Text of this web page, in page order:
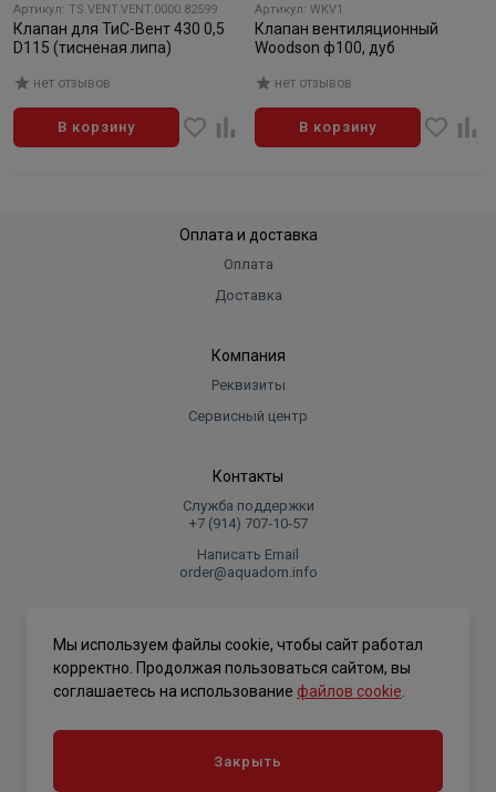
Артикул: TS.VENT.VENT.0000.82599
Клапан для ТиС-Вент 430 0,5
D115 (тисненая липа)
нет отзывов
В корзину
Артикул: WKV1
Клапан вентиляционный
Woodson ф100, дуб
нет отзывов
В корзину
Оплата и доставка
Оплата
Доставка
Компания
Реквизиты
Сервисный центр
Контакты
Служба поддержки
+7 (914) 707‑10‑57
Написать Email
order@aquadom.info
.
Мы используем файлы cookie, чтобы сайт работал
корректно. Продолжая пользоваться сайтом, вы
соглашаетесь на использование файлов cookie
Закрыть